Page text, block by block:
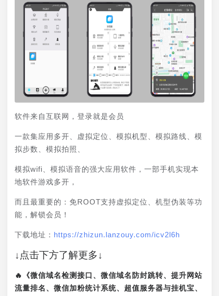
软件来自互联网，登录就是会员
一款集应用多开、虚拟定位、模拟机型、模拟路线、模
拟步数、模拟拍照、
模拟wifi、模拟语音的强大应用软件，一部手机实现本
地软件游戏多开，
而且最重要的：免ROOT支持虚拟定位、机型伪装等功
能，解锁会员！
下载地址： https://zhizun.lanzouy.com/icv2l6h
↓点击下方了解更多↓
🔥《微信域名检测接口、微信域名防封跳转、提升网站
流量排名、微信加粉统计系统、超值服务器与挂机宝、